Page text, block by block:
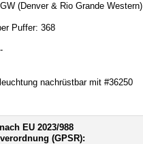
(Denver & Rio Grande Western)
Puffer: 368
nachrüstbar mit #36250
EU 2023/988
(GPSR):